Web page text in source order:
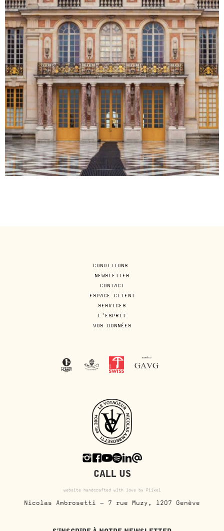
CONDITIONS
NEWSLETTER
CONTACT
ESPACE CLIENT
SERVICES
L'ESPRIT
VOS DONNÉES
CALL US
website handcrafted with love by Piixel
Nicolas Ambrosetti - 7 rue Muzy, 1207 Genève